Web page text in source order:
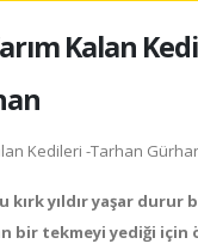
Kalan
kırk yıldır yaşar durur
bir tekmeyi yediği